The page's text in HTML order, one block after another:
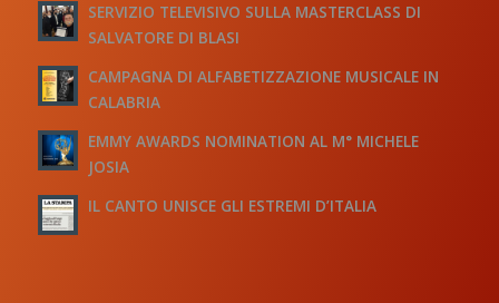
SERVIZIO TELEVISIVO SULLA MASTERCLASS DI
SALVATORE DI BLASI
CAMPAGNA DI ALFABETIZZAZIONE MUSICALE IN
CALABRIA
EMMY AWARDS NOMINATION AL M° MICHELE
JOSIA
IL CANTO UNISCE GLI ESTREMI D’ITALIA